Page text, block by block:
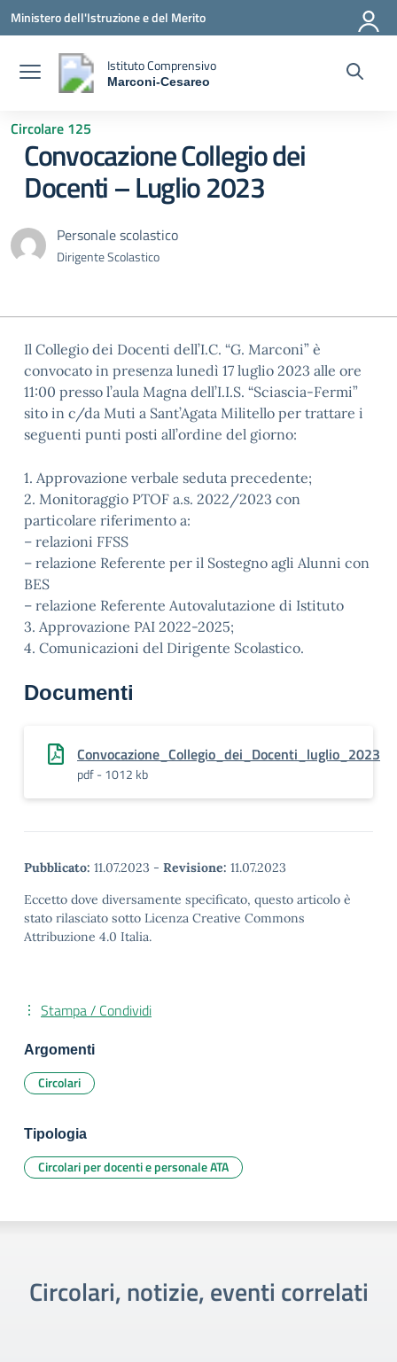
Vai ai contenuti
Vai al menu di navigazione
Vai al footer
Ministero dell'Istruzione e del Merito
Istituto Comprensivo
Marconi-Cesareo
Circolare 125
Convocazione Collegio dei
Docenti – Luglio 2023
Personale scolastico
Dirigente Scolastico
Il Collegio dei Docenti dell’I.C. “G. Marconi” è
convocato in presenza lunedì 17 luglio 2023 alle ore
11:00 presso l’aula Magna dell’I.I.S. “Sciascia-Fermi”
sito in c/da Muti a Sant’Agata Militello per trattare i
seguenti punti posti all’ordine del giorno:
1. Approvazione verbale seduta precedente;
2. Monitoraggio PTOF a.s. 2022/2023 con
particolare riferimento a:
– relazioni FFSS
– relazione Referente per il Sostegno agli Alunni con
BES
– relazione Referente Autovalutazione di Istituto
3. Approvazione PAI 2022-2025;
4. Comunicazioni del Dirigente Scolastico.
Documenti
Convocazione_Collegio_dei_Docenti_luglio_2023
pdf - 1012 kb
Pubblicato: 11.07.2023 - Revisione: 11.07.2023
Eccetto dove diversamente specificato, questo articolo è
stato rilasciato sotto Licenza Creative Commons
Attribuzione 4.0 Italia.
Stampa / Condividi
Argomenti
Circolari
Tipologia
Circolari per docenti e personale ATA
Circolari, notizie, eventi correlati